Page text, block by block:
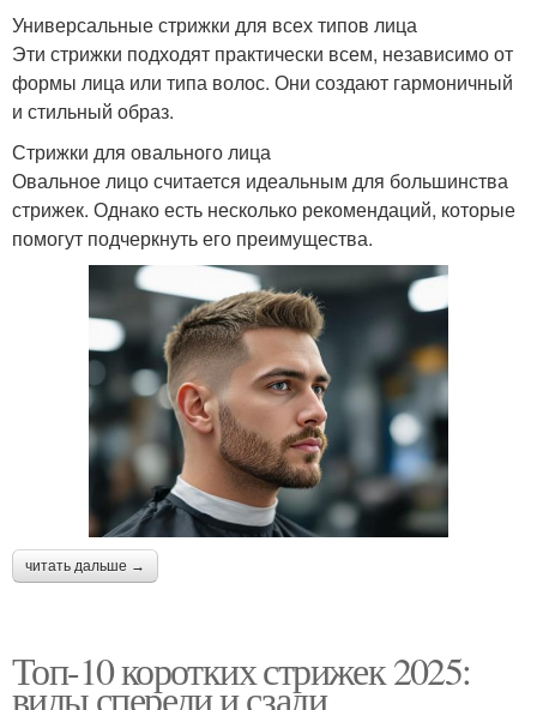
Универсальные стрижки для всех типов лица
Эти стрижки подходят практически всем, независимо от
формы лица или типа волос. Они создают гармоничный
и стильный образ.
Стрижки для овального лица
Овальное лицо считается идеальным для большинства
стрижек. Однако есть несколько рекомендаций, которые
помогут подчеркнуть его преимущества.
читать дальше →
Топ-10 коротких стрижек 2025:
виды спереди и сзади